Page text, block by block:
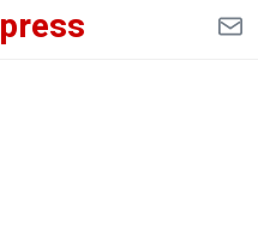
press